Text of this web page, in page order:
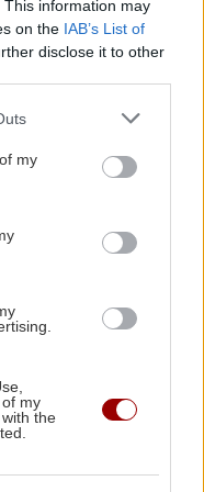
This information may
on the IAB’s List of
disclose it to other
my
my
the
του κατά 28,4%
08:25
08:24
Γιώργος
των Αρχών νέα
την Ψηφιακή